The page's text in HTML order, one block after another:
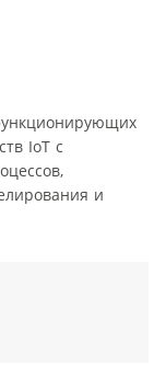
IoT с
и